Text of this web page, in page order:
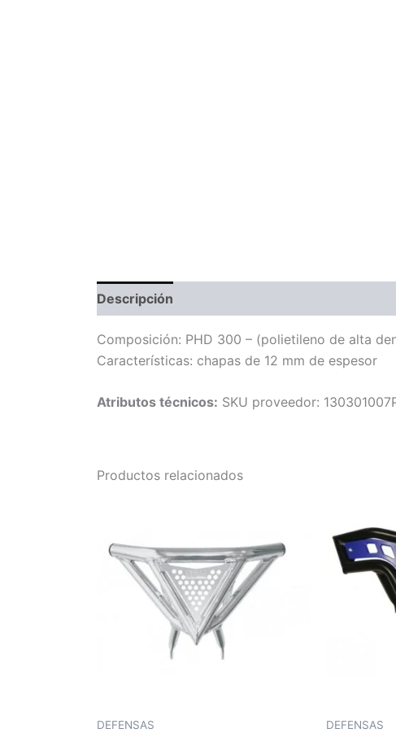
Descripción
Composición: PHD 300 – (polietileno de alta
Características: chapas de 12 mm de espesor
Atributos técnicos: SKU proveedor:
Productos relacionados
DEFENSAS DEFENSAS